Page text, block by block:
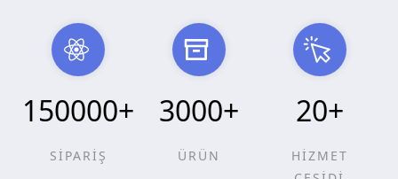
150000+
SİPARİŞ
3000+
ÜRÜN
20+
HİZMET